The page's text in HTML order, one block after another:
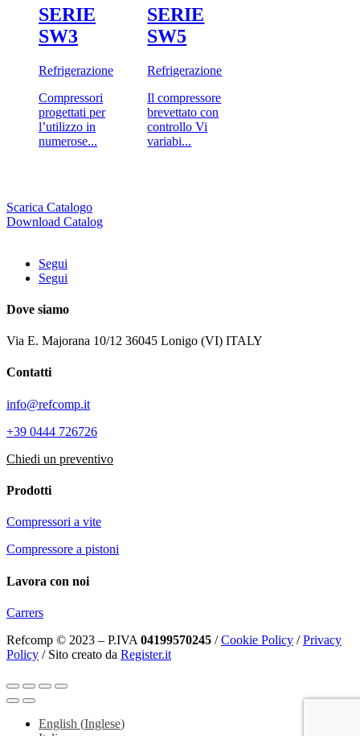
SERIE
SW3
Refrigerazione
Compressori
progettati per
l’utilizzo in
numerose...
SERIE
SW5
Refrigerazione
Il compressore
brevettato con
controllo Vi
variabi...
Scarica Catalogo
Download Catalog
Segui
Segui
Dove siamo
Via E. Majorana 10/12 36045 Lonigo (VI) ITALY
Contatti
info@refcomp.it
+39 0444 726726
Chiedi un preventivo
Prodotti
Compressori a vite
Compressore a pistoni
Lavora con noi
Carrers
Refcomp © 2023 – P.IVA 04199570245 /Cookie Policy /Privacy
Policy / Sito creato da Register.it
English (Inglese)